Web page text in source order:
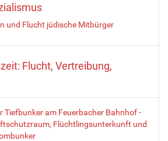
und Flucht jüdische Mitbürger
Flucht, Vertreibung,
Tiefbunker am Feuerbacher Bahnhof -
Flüchtlingsunterkunft und